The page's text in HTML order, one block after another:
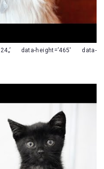
data-height=’465′ data-